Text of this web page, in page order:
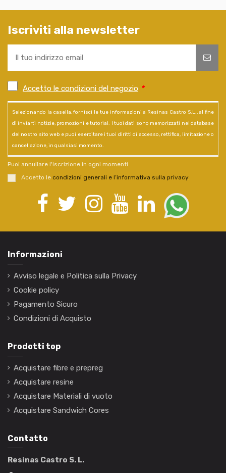
Iscriviti alla newsletter
Accetto le condizioni del negozio *
Selezionando la casella, fornisci le tue informazioni a Resinas Castro S.L., al fine
di inviarti notizie, promozioni e tutorial. I tuoi dati sono memorizzati nel database
del nostro sito web e puoi esercitare i tuoi diritti di accesso, rettifica, limitazione o
cancellazione, in qualsiasi momento.
Puoi annullare l'iscrizione in ogni momenti.
Accetto le condizioni generali e l’informativa sulla privacy.
Informazioni
Avviso legale e Politica sulla Privacy
Cookie policy
Pagamento Sicuro
Condizioni di Acquisto
Prodotti top
Acquistare fibre e prepreg
Acquistare resine
Acquistare Materiali di vuoto
Acquistare Sandwich Cores
Contatto
Resinas Castro S. L.